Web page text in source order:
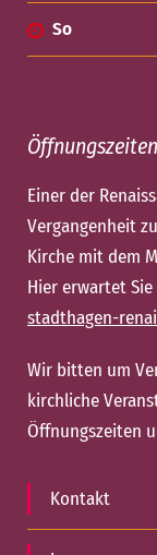
So
Einer der
Vergangenheit
Kirche mit dem
Hier erwartet Sie
stadthagen-
Wir bitten um
kirchliche
Öffnungszeiten
Kontakt